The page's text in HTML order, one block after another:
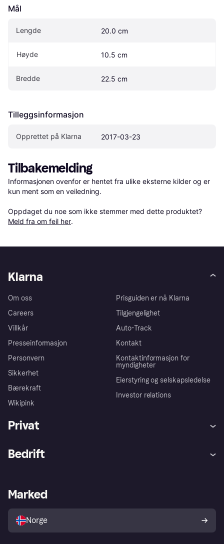
Mål
Lengde 20.0 cm
Høyde 10.5 cm
Bredde 22.5 cm
Tilleggsinformasjon
Opprettet på Klarna 2017-03-23
Tilbakemelding
Informasjonen ovenfor er hentet fra ulike eksterne kilder og er
kun ment som en veiledning.
Oppdaget du noe som ikke stemmer med dette produktet?
Meld fra om feil her.
Klarna
Om oss
Careers
Villkår
Presseinformasjon
Personvern
Sikkerhet
Bærekraft
Wikipink
Prisguiden er nå Klarna
Tilgjengelighet
Auto-Track
Kontakt
Kontaktinformasjon for
myndigheter
Eierstyring og selskapsledelse
Investor relations
Privat
Utforsk butikker
Bedrift
Merchant portal
Marked
Norge